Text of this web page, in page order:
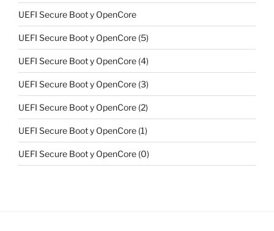
UEFI Secure Boot y OpenCore
UEFI Secure Boot y OpenCore (5)
UEFI Secure Boot y OpenCore (4)
UEFI Secure Boot y OpenCore (3)
UEFI Secure Boot y OpenCore (2)
UEFI Secure Boot y OpenCore (1)
UEFI Secure Boot y OpenCore (0)